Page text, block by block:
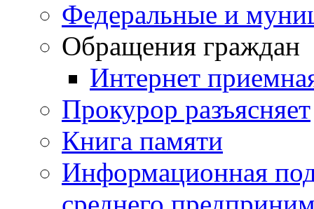
Федеральные и
Обращения граждан
Интернет
Прокурор разъясняет
Книга памяти
Информационная